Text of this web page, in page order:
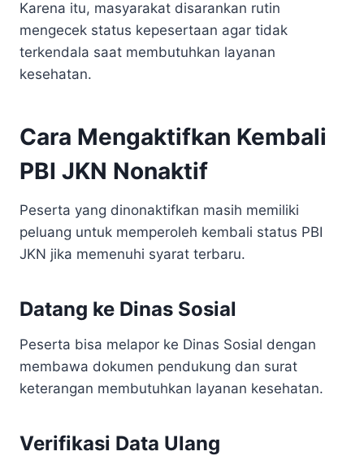
Karena itu, masyarakat disarankan rutin
mengecek status kepesertaan agar tidak
terkendala saat membutuhkan layanan
kesehatan.
Cara Mengaktifkan Kembali
PBI JKN Nonaktif
Peserta yang dinonaktifkan masih memiliki
peluang untuk memperoleh kembali status PBI
JKN jika memenuhi syarat terbaru.
Datang ke Dinas Sosial
Peserta bisa melapor ke Dinas Sosial dengan
membawa dokumen pendukung dan surat
keterangan membutuhkan layanan kesehatan.
Verifikasi Data Ulang